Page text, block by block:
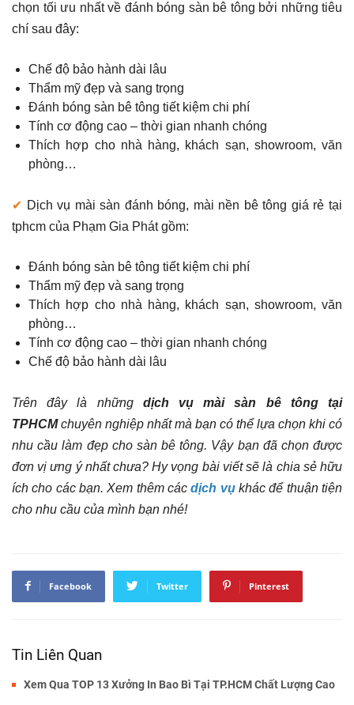
chọn tối ưu nhất về đánh bóng sàn bê tông bởi những tiêu
chí sau đây:
Chế độ bảo hành dài lâu
Thẩm mỹ đẹp và sang trọng
Đánh bóng sàn bê tông tiết kiệm chi phí
Tính cơ động cao – thời gian nhanh chóng
Thích hợp cho nhà hàng, khách sạn, showroom, văn
phòng…
✔ Dịch vụ mài sàn đánh bóng, mài nền bê tông giá rẻ tại
tphcm của Phạm Gia Phát gồm:
Đánh bóng sàn bê tông tiết kiệm chi phí
Thẩm mỹ đẹp và sang trọng
Thích hợp cho nhà hàng, khách sạn, showroom, văn
phòng…
Tính cơ động cao – thời gian nhanh chóng
Chế độ bảo hành dài lâu
Trên đây là những dịch vụ mài sàn bê tông tại
TPHCMchuyên nghiệp nhất mà bạn có thể lựa chọn khi có
nhu cầu làm đẹp cho sàn bê tông. Vậy bạn đã chọn được
đơn vị ưng ý nhất chưa? Hy vọng bài viết sẽ là chia sẻ hữu
ích cho các bạn. Xem thêm cácdịch vụkhác để thuận tiện
cho nhu cầu của mình bạn nhé!
Facebook Twitter Pinterest
Tin Liên Quan
Xem Qua TOP 13 Xưởng In Bao Bì Tại TP.HCM Chất Lượng Cao